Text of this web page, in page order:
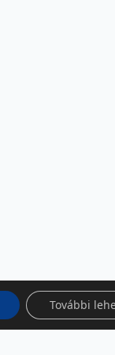
További